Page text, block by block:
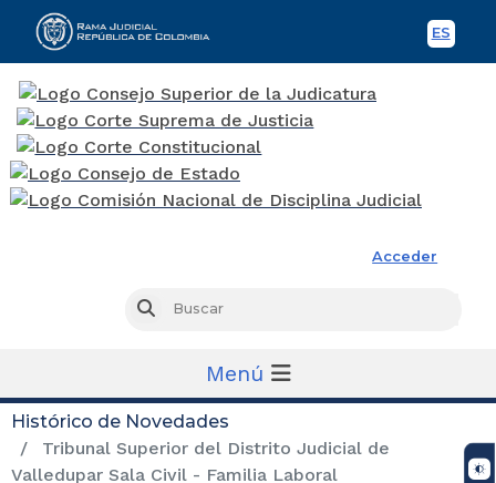
ES
Acceder
Buscar
Menú
Histórico de Novedades
Tribunal Superior del Distrito Judicial de
Valledupar Sala Civil - Familia Laboral